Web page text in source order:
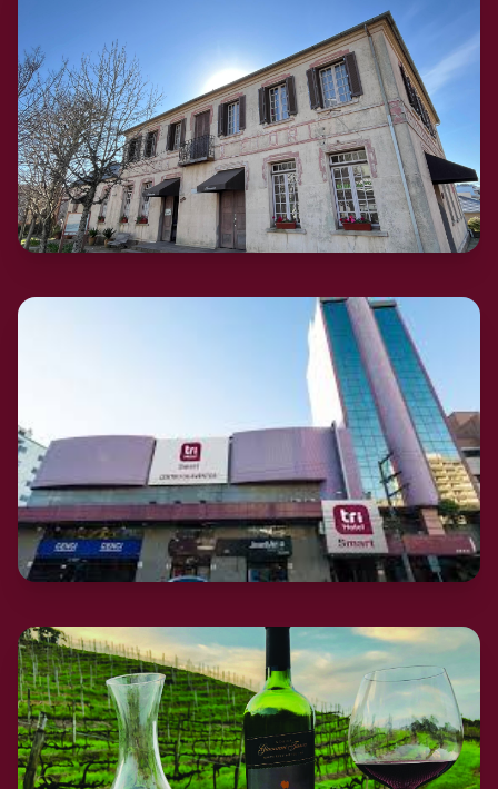
Veja agora…
Vila Flores
Caxias do Sul
Tri Hotel Smart
Hotelaria
Veja agora… →